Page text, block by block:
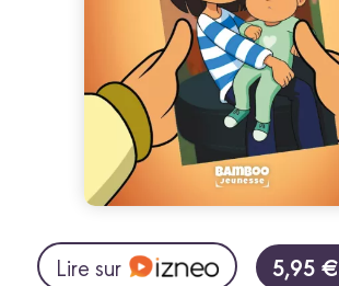
Lire sur 5,95 €